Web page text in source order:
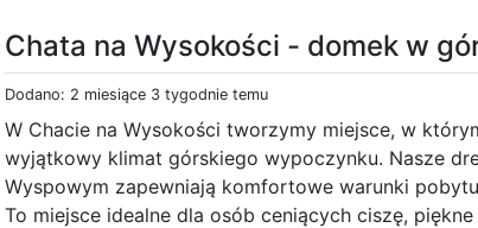
Chata na Wysokości - domek w
Dodano: 2 miesiące 3 tygodnie temu
W Chacie na Wysokości tworzymy miejsce, w
wyjątkowy klimat górskiego wypoczynku. Nasze
Wyspowym zapewniają komfortowe warunki
To miejsce idealne dla osób ceniących ciszę,